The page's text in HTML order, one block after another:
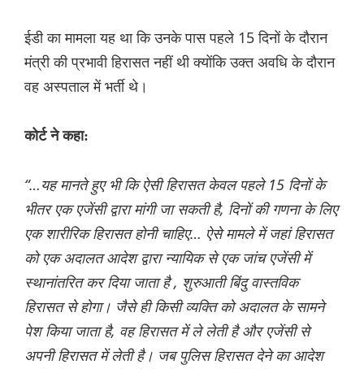
ईडी का मामला यह था कि उनके पास पहले 15 दिनों के दौरान
मंत्री की प्रभावी हिरासत नहीं थी क्योंकि उक्त अवधि के दौरान
वह अस्पताल में भर्ती थे।
कोर्ट ने कहा:
“…यह मानते हुए भी कि ऐसी हिरासत केवल पहले 15 दिनों के
भीतर एक एजेंसी द्वारा मांगी जा सकती है, दिनों की गणना के लिए
एक शारीरिक हिरासत होनी चाहिए… ऐसे मामले में जहां हिरासत
को एक अदालत आदेश द्वारा न्यायिक से एक जांच एजेंसी में
स्थानांतरित कर दिया जाता है , शुरुआती बिंदु वास्तविक
हिरासत से होगा। जैसे ही किसी व्यक्ति को अदालत के सामने
पेश किया जाता है, वह हिरासत में ले लेती है और एजेंसी से
अपनी हिरासत में लेती है। जब पुलिस हिरासत देने का आदेश